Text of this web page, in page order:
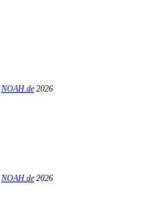
NOAH.de 2026
NOAH.de 2026